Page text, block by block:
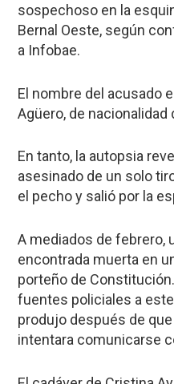
sospechoso en la
Bernal Oeste, según
a Infobae.
El nombre del acusado
Agüero, de nacionalidad
En tanto, la autopsia
asesinado de un solo
el pecho y salió por la
A mediados de febrero,
encontrada muerta en
porteño de Constitución
fuentes policiales a
produjo después de
intentara comunicarse